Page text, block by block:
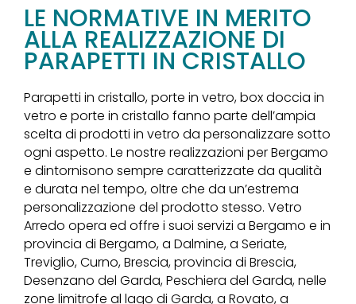
LE NORMATIVE IN MERITO
ALLA REALIZZAZIONE DI
PARAPETTI IN CRISTALLO
Parapetti in cristallo, porte in vetro, box doccia in
vetro e porte in cristallo fanno parte dell’ampia
scelta di prodotti in vetro da personalizzare sotto
ogni aspetto. Le nostre realizzazioni per Bergamo
e dintornisono sempre caratterizzate da qualità
e durata nel tempo, oltre che da un’estrema
personalizzazione del prodotto stesso. Vetro
Arredo opera ed offre i suoi servizi a Bergamo e in
provincia di Bergamo, a Dalmine, a Seriate,
Treviglio, Curno, Brescia, provincia di Brescia,
Desenzano del Garda, Peschiera del Garda, nelle
zone limitrofe al lago di Garda, a Rovato, a